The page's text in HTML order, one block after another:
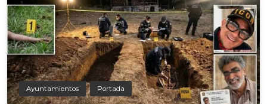
Ayuntamientos Portada